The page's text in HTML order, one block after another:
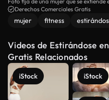
Derechos Comerciales Gratis
mujer fitness
Videos de Estirándose
Gratis Relacionados
iStock iStock